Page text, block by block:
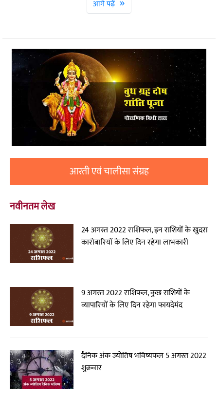
आगे पढ़ें
आरती एवं चालीसा संग्रह
नवीनतम लेख
24 अगस्त 2022 राशिफल, इन राशियों के खुदरा
कारोबारियों के लिए दिन रहेगा लाभकारी
9 अगस्त 2022 राशिफल, कुछ राशियों के
व्यापारियों के लिए दिन रहेगा फायदेमंद
दैनिक अंक ज्योतिष भविष्यफल 5 अगस्त 2022
शुक्रवार